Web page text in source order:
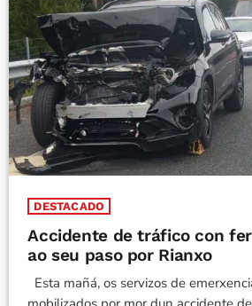
DESTACADO
Accidente de tráfico con
ao seu paso por Rianxo
Esta mañá, os servizos de